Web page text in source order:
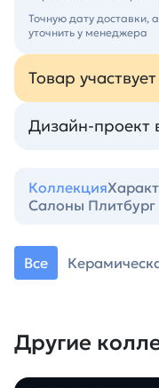
Точную дату доставки,
уточнить у менеджера
Товар
Дизайн-проект
Коллекция
Салоны Плитбург
Все
Другие